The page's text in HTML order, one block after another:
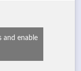
and enable